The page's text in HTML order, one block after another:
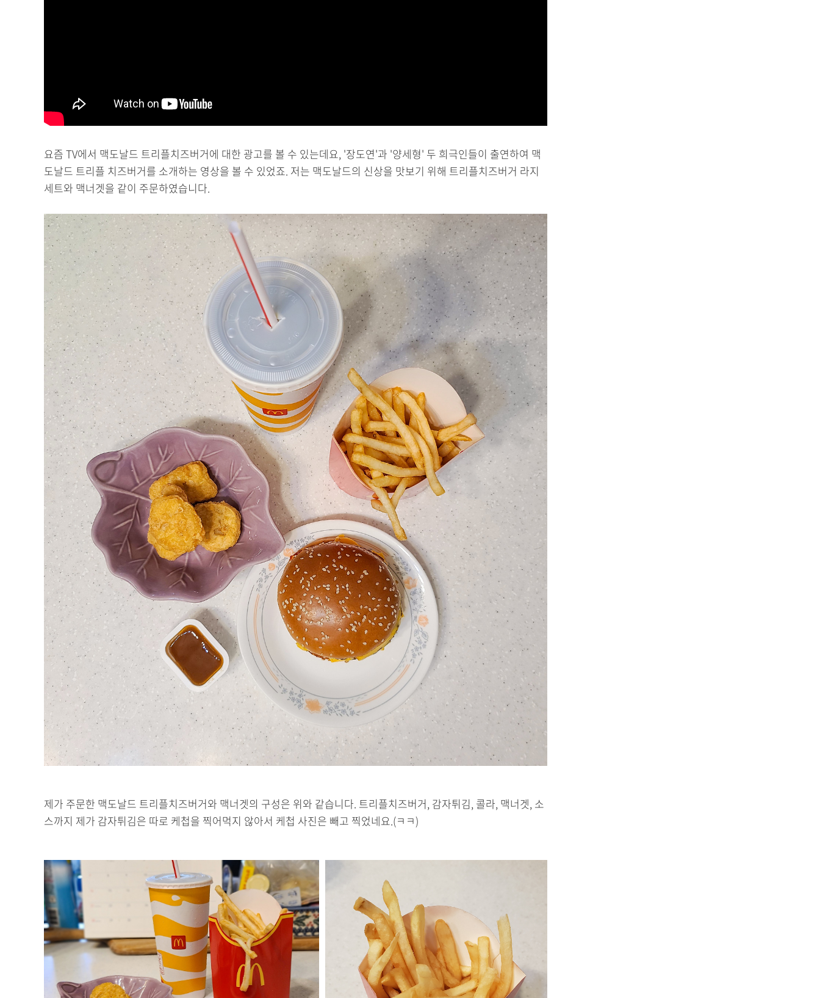
요즘 TV에서 맥도날드 트리플치즈버거에 대한 광고를 볼 수 있는데요, '장도연'과 '양세형' 두 희극인들이 출연하여 맥
도날드 트리플 치즈버거를 소개하는 영상을 볼 수 있었죠. 저는 맥도날드의 신상을 맛보기 위해 트리플치즈버거 라지
세트와 맥너겟을 같이 주문하였습니다.
제가 주문한 맥도날드 트리플치즈버거와 맥너겟의 구성은 위와 같습니다. 트리플치즈버거, 감자튀김, 콜라, 맥너겟, 소
스까지 제가 감자튀김은 따로 케첩을 찍어먹지 않아서 케첩 사진은 빼고 찍었네요.(ㅋㅋ)